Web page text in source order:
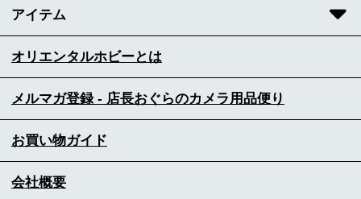
アイテム
オリエンタルホビーとは
メルマガ登録 - 店長おぐらのカメラ用品便り
お買い物ガイド
会社概要